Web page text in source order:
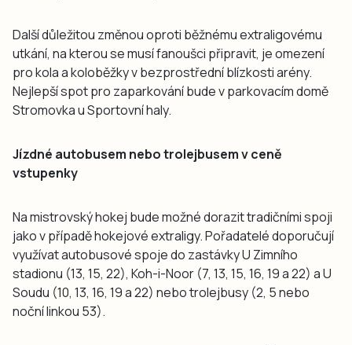
Další důležitou změnou oproti běžnému extraligovému
utkání, na kterou se musí fanoušci připravit, je omezení
pro kola a koloběžky v bezprostřední blízkosti arény.
Nejlepší spot pro zaparkování bude v parkovacím domě
Stromovka u Sportovní haly.
Jízdné autobusem nebo trolejbusem v ceně
vstupenky
Na mistrovský hokej bude možné dorazit tradičními spoji
jako v případě hokejové extraligy. Pořadatelé doporučují
využívat autobusové spoje do zastávky U Zimního
stadionu (13, 15, 22), Koh-i-Noor (7, 13, 15, 16, 19 a 22) a U
Soudu (10, 13, 16, 19 a 22) nebo trolejbusy (2, 5 nebo
noční linkou 53).